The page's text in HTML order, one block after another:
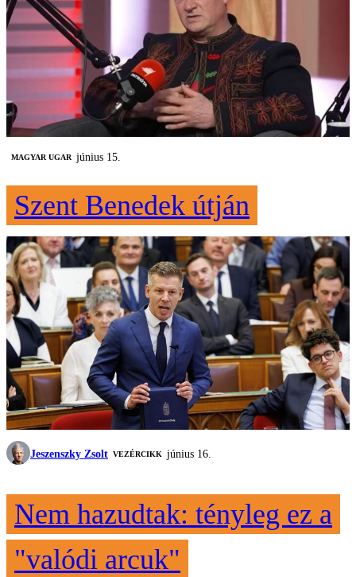
MAGYAR UGAR június 15.
Szent Benedek útján
Jeszenszky Zsolt VEZÉRCIKK június 16.
Nem hazudtak: tényleg ez a
"valódi arcuk"